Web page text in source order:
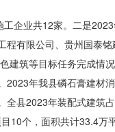
企业共12家。二是
程有限公司、贵州国泰
建筑等目标任务完成情况
2023年我县磷石膏建
全县2023年装配式建
10个，面积共计33.4